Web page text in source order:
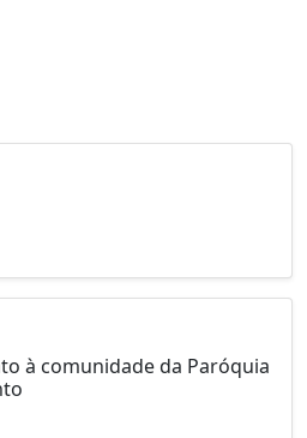
à comunidade da Paróquia